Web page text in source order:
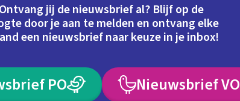
Ontvang jij de nieuwsbrief al? Blijf op de
door je aan te melden en ontvang elke
een nieuwsbrief naar keuze in je inbox!
PO Nieuwsbrief VO